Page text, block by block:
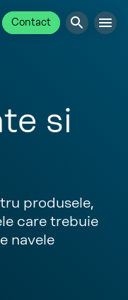
Contact
si
produsele,
care trebuie
navele